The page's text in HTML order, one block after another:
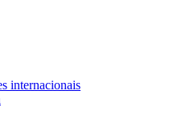
internacionais